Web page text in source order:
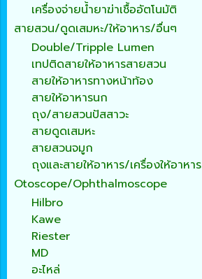
เครื่องจ่ายน้ำยาฆ่าเชื้ออัตโนมัติ
สายสวน/ดูดเสมหะ/ให้อาหาร/อื่นๆ
Double/Tripple Lumen
เทปติดสายให้อาหารสายสวน
สายให้อาหารทางหน้าท้อง
สายให้อาหารนก
ถุง/สายสวนปัสสาวะ
สายดูดเสมหะ
สายสวนจมูก
ถุงและสายให้อาหาร/เครื่องให้อาหาร
Otoscope/Ophthalmoscope
Hilbro
Kawe
Riester
MD
อะไหล่